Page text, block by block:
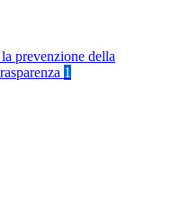
prevenzione della
1